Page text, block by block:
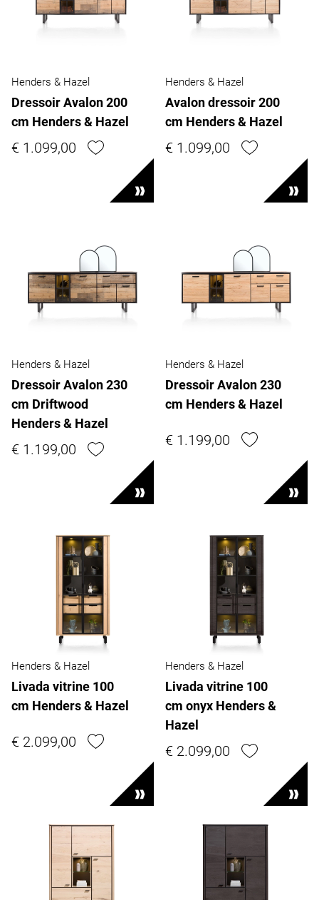
Henders & Hazel
Dressoir Avalon 200
cm Henders & Hazel
€ 1.099,00
Henders & Hazel
Avalon dressoir 200
cm Henders & Hazel
€ 1.099,00
Henders & Hazel
Dressoir Avalon 230
cm Driftwood
Henders & Hazel
€ 1.199,00
Henders & Hazel
Dressoir Avalon 230
cm Henders & Hazel
€ 1.199,00
Henders & Hazel
Livada vitrine 100
cm Henders & Hazel
€ 2.099,00
Henders & Hazel
Livada vitrine 100
cm onyx Henders &
Hazel
€ 2.099,00